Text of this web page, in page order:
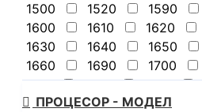
1500
1520
1590
1600
1610
1620
1630
1640
1650
1660
1690
1700
1710
1720
1740
1770
1790
1800
ПРОЦЕСОР - МОДЕЛ